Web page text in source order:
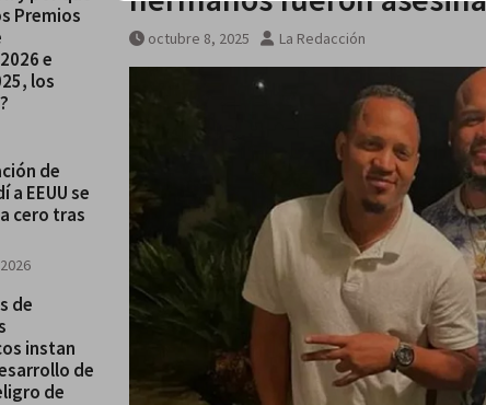
2025, los escritores
octubre 8, 2025 La Redacción
Premios
e
los
de
a EEUU se
cero tras
de
instan
de
de